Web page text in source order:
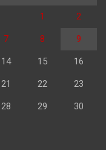
1 2
7 8 9
14 15 16
21 22 23
28 29 30